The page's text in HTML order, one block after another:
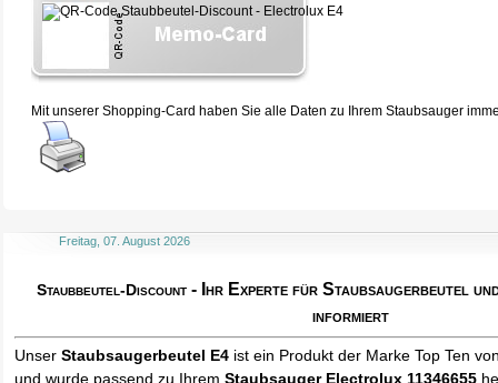
Mit unserer Shopping-Card haben Sie alle Daten zu Ihrem Staubsauger
Freitag, 07. August 2026
Staubbeutel-Discount - Ihr Experte für Staubsaugerbeutel
informiert
UnserStaubsaugerbeutel E4 ist ein Produkt der Marke Top Ten
und wurde passend zu IhremStaubsauger Electrolux 11346655